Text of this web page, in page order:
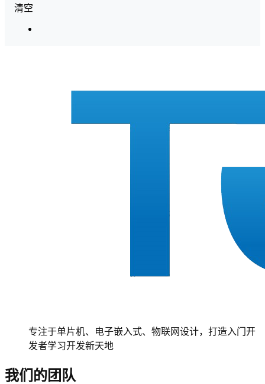
清空
专注于单片机、电子嵌入式、物联网设计，打造入门开
发者学习开发新天地
我们的团队